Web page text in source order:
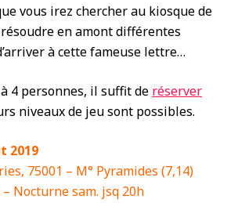
vous irez chercher au kiosque de
en amont différentes
à cette fameuse lettre…
4 personnes, il suffit de réserver
niveaux de jeu sont possibles.
2019
75001 – M° Pyramides (7,14)
Nocturne sam. jsq 20h